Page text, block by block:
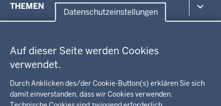
Datenschutzeinstellungen
Auf dieser Seite werden Cookies
verwendet.
Durch Anklicken des/der Cookie-Button(s) erklären Sie sich
damit einverstanden, dass wir Cookies verwenden.
der
THEMEN
Kommunalaufsicht, Planung, Verkehr
Energie, Bergbau
Recht, Ordnung
Integration, Migration
Behördenleitung
Regierungsbezirk
KARRIERE
Stellenausschreibungen